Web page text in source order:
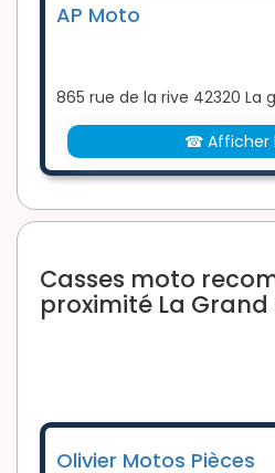
AP Moto
865 rue de la rive 42320 La
☎ Afficher
Casses moto
proximité La Grand
Olivier Motos Pièces